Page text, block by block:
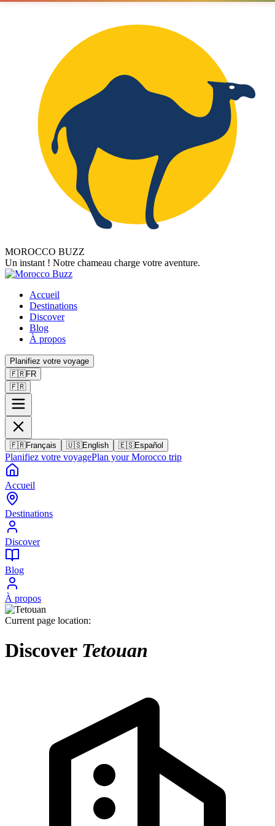
MOROCCO BUZZ
Un instant ! Notre chameau charge votre aventure.
Accueil
Destinations
Discover
Blog
À propos
Planifiez votre voyage
🇫🇷FR
🇫🇷
🇫🇷Français 🇺🇸English 🇪🇸Español
Planifiez votre voyagePlan your Morocco trip
Accueil
Destinations
Discover
Blog
À propos
Current page location:
Discover Tetouan